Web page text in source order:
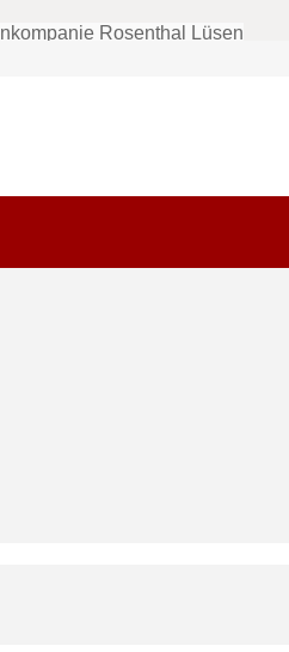
Rosenthal Lüsen